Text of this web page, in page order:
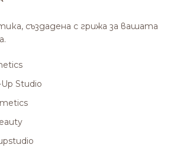
създадена с грижа за вашата
Studio